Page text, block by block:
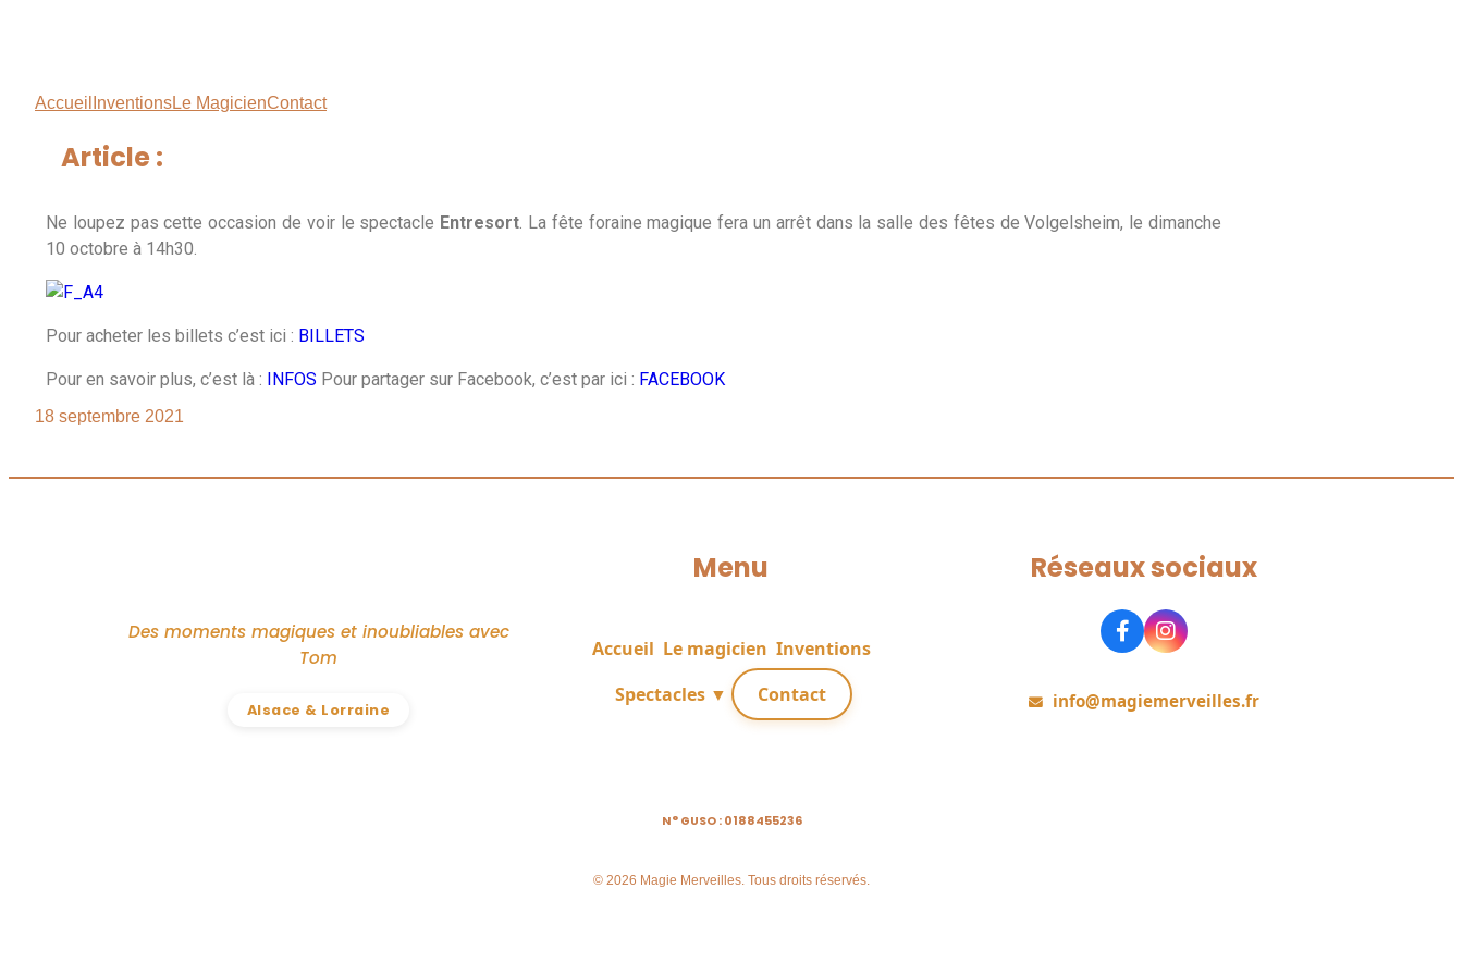
Accueil InventionsLe MagicienContact
Article :
Ne loupez pas cette occasion de voir le spectacle Entresort. La fête foraine magique fera un arrêt dans la salle des fêtes de Volgelsheim, le dimanche
10 octobre à 14h30.
Pour acheter les billets c’est ici : BILLETS
Pour en savoir plus, c’est là : INFOS Pour partager sur Facebook, c’est par ici : FACEBOOK
18 septembre 2021
Des moments magiques et inoubliables avec
Tom
Alsace & Lorraine
Menu
Accueil Le magicien Inventions
Spectacles ▼
Contact
Réseaux sociaux
info@magiemerveilles.fr
N° GUSO : 0188455236
© 2026 Magie Merveilles. Tous droits réservés.